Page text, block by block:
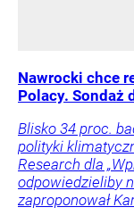
Nawrocki chce
Polacy. Sondaż
Blisko 34 proc.
polityki
Research dla
odpowiedzieliby
zaproponował